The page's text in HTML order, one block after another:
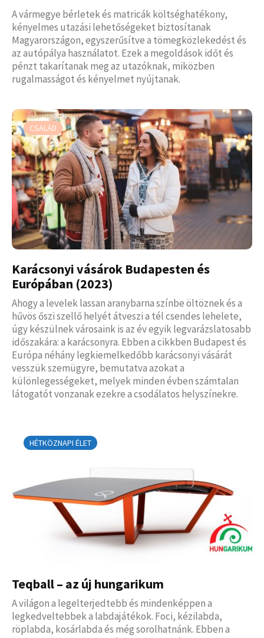
A vármegye bérletek és matricák költséghatékony,
kényelmes utazási lehetőségeket biztosítanak
Magyarországon, egyszerűsítve a tömegközlekedést és
az autópálya használatot. Ezek a megoldások időt és
pénzt takarítanak meg az utazóknak, miközben
rugalmasságot és kényelmet nyújtanak.
CSALÁD
Karácsonyi vásárok Budapesten és
Európában (2023)
Ahogy a levelek lassan aranybarna színbe öltöznek és a
hűvös őszi szellő helyét átveszi a tél csendes lehelete,
úgy készülnek városaink is az év egyik legvarázslatosabb
időszakára: a karácsonyra. Ebben a cikkben Budapest és
Európa néhány legkiemelkedőbb karácsonyi vásárát
vesszük szemügyre, bemutatva azokat a
különlegességeket, melyek minden évben számtalan
látogatót vonzanak ezekre a csodálatos helyszínekre.
HÉTKÖZNAPI ÉLET
Teqball – az új hungarikum
A világon a legelterjedtebb és mindenképpen a
legkedveltebbek a labdajátékok. Foci, kézilabda,
röplabda, kosárlabda és még sorolhatnánk. Ebben a